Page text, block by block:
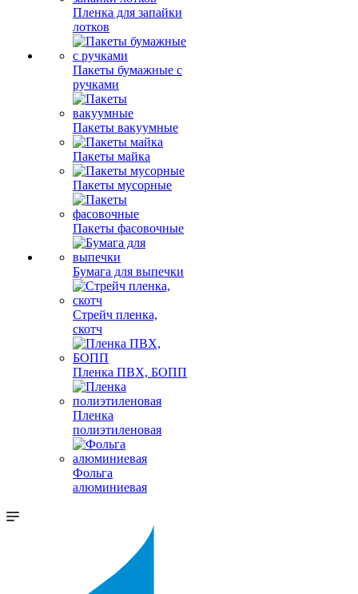
Пленка для запайки
лотков
Пакеты бумажные с
ручками
Пакеты вакуумные
Пакеты майка
Пакеты мусорные
Пакеты фасовочные
Бумага для выпечки
Стрейч пленка,
скотч
Пленка ПВХ, БОПП
Пленка
полиэтиленовая
Фольга
алюминиевая